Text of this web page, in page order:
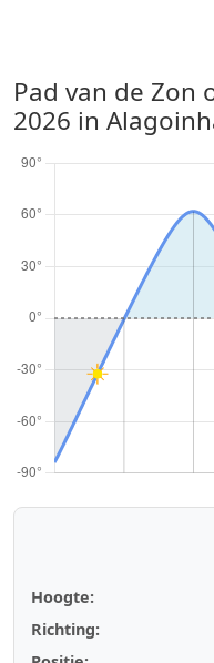
Pad van de Zon
2026 in
Hoogte:
Richting: